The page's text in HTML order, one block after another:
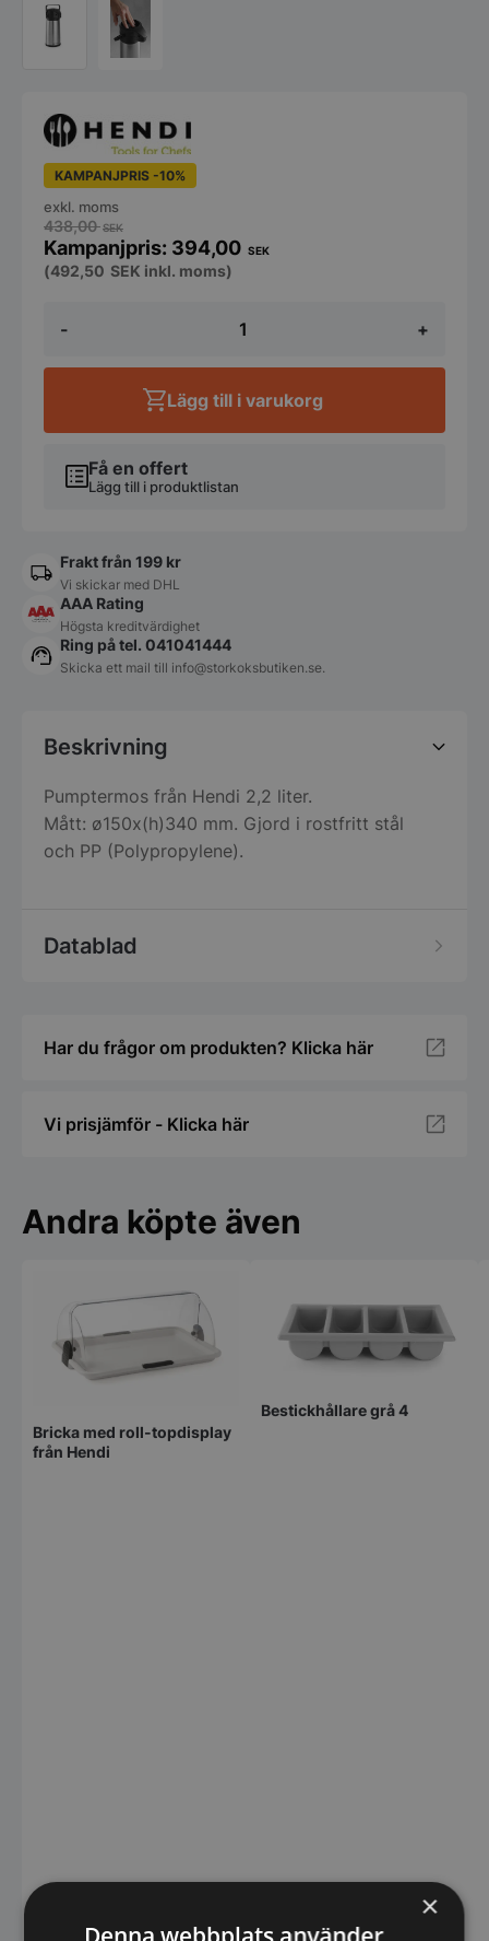
-
2,2
Hendi
+
KAMPANJPRIS -10%
438,00SEK
394,00 SEK
exkl. moms
(492,50 SEK inkl. moms)
Få en offert
Lägg till i produktlistan
Lägg till i varukorg
Frakt från 199 kr
Vi skickar med DHL
AAA Rating
Högsta kreditvärdighet
Ring på tel. 041041444
Skicka ett mail till info@storkoksbutiken.se.
Beskrivning
Pumptermos från Hendi 2,2 liter.
Mått: ø150x(h)340 mm. Gjord i rostfritt stål
och PP (Polypropylene).
Datablad
Har du frågor om produkten? Klicka här
Vi prisjämför - Klicka här
Andra köpte även
Bricka med roll-topdisplay
från Hendi
Bestickhållare grå 4
×